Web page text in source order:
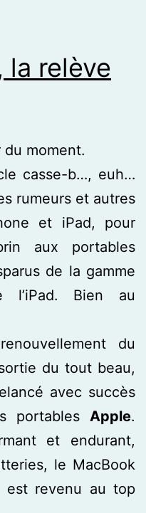
la relève
du moment.
casse-b…, euh…
rumeurs et autres
et iPad, pour
aux portables
de la gamme
l’iPad. Bien au
du
du tout beau,
avec succès
portables Apple.
et endurant,
le MacBook
est revenu au top